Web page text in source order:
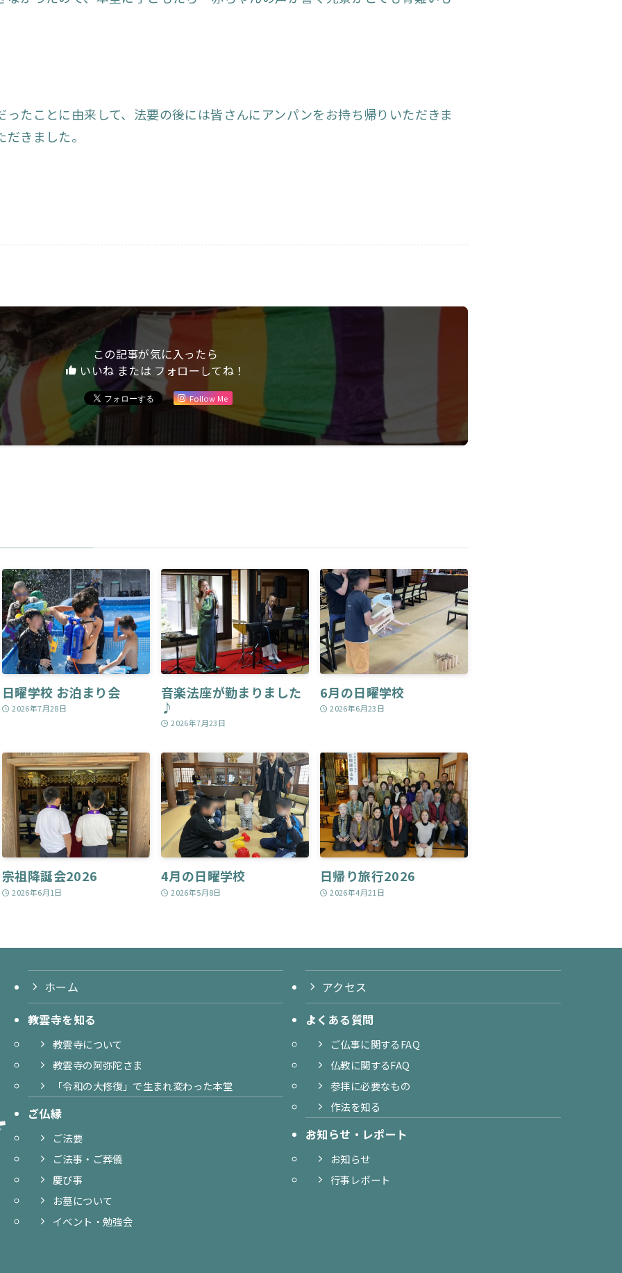
たことに由来して、法要の後には皆さんにアンパンをお持ち帰りいただきま
きました。
この記事が気に入ったら
いいね または フォローしてね！
Follow Me
日曜学校 お泊まり会
2026年7月28日
音楽法座が勤まりました
♪
2026年7月23日
6月の日曜学校
2026年6月23日
宗祖降誕会2026
2026年6月1日
4月の日曜学校
2026年5月8日
日帰り旅行2026
2026年4月21日
ホーム
教雲寺を知る
教雲寺について
教雲寺の阿弥陀さま
「令和の大修復」で生まれ変わった本堂
ご仏縁
ご法要
ご法事・ご葬儀
慶び事
お墓について
イベント・勉強会
アクセス
よくある質問
ご仏事に関するFAQ
仏教に関するFAQ
参拝に必要なもの
作法を知る
お知らせ・レポート
お知らせ
行事レポート